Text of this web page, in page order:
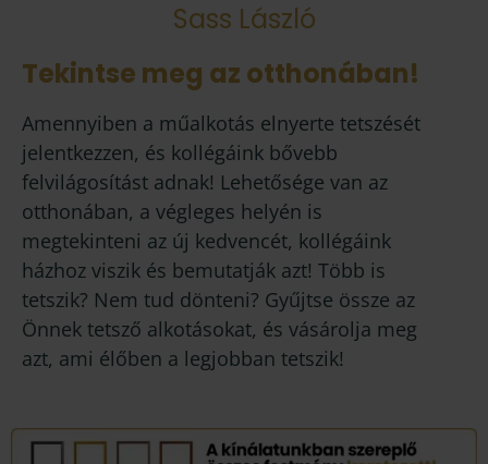
Sass László
Tekintse meg az otthonában!
Amennyiben a műalkotás elnyerte tetszését
jelentkezzen, és kollégáink bővebb
felvilágosítást adnak! Lehetősége van az
otthonában, a végleges helyén is
megtekinteni az új kedvencét, kollégáink
házhoz viszik és bemutatják azt! Több is
tetszik? Nem tud dönteni? Gyűjtse össze az
Önnek tetsző alkotásokat, és vásárolja meg
azt, ami élőben a legjobban tetszik!